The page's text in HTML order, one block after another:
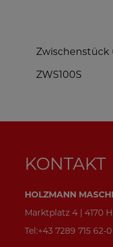
Zwischenstück
ZWS100S
KONTAKT
HOLZMANN
Marktplatz 4 | 4170
Tel:+43 7289 715 62-0